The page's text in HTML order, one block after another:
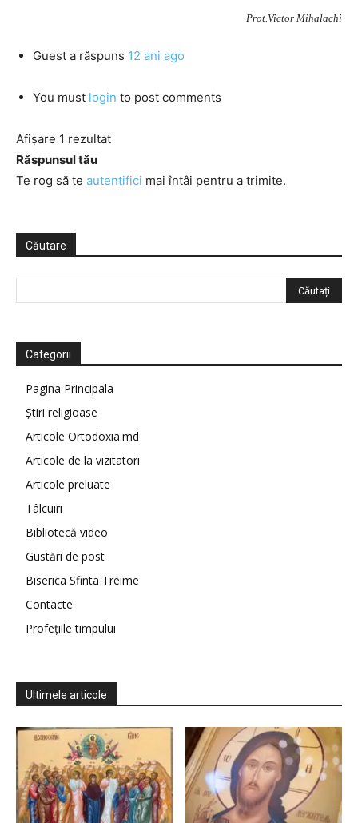
Prot.Victor Mihalachi
Guest a răspuns 12 ani ago
You must login to post comments
Afișare 1 rezultat
Răspunsul tău
Te rog să te autentifici mai întâi pentru a trimite.
Căutare
Categorii
Pagina Principala
Știri religioase
Articole Ortodoxia.md
Articole de la vizitatori
Articole preluate
Tâlcuiri
Bibliotecă video
Gustări de post
Biserica Sfinta Treime
Contacte
Profețiile timpului
Ultimele articole